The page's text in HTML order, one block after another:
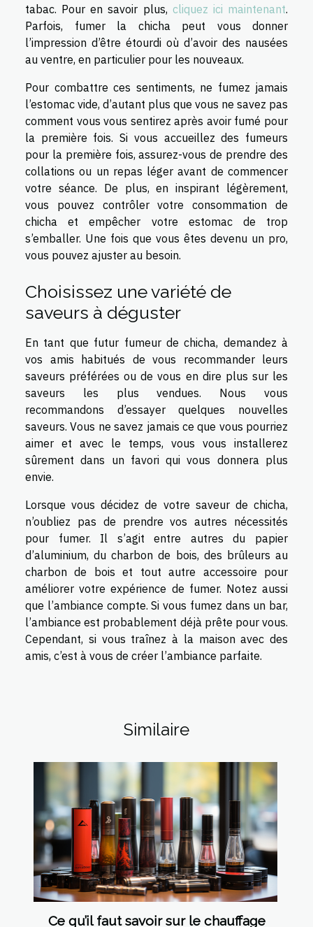
tabac. Pour en savoir plus, cliquez ici maintenant.
Parfois, fumer la chicha peut vous donner
l’impression d’être étourdi où d’avoir des nausées
au ventre, en particulier pour les nouveaux.
Pour combattre ces sentiments, ne fumez jamais
l’estomac vide, d’autant plus que vous ne savez pas
comment vous vous sentirez après avoir fumé pour
la première fois. Si vous accueillez des fumeurs
pour la première fois, assurez-vous de prendre des
collations ou un repas léger avant de commencer
votre séance. De plus, en inspirant légèrement,
vous pouvez contrôler votre consommation de
chicha et empêcher votre estomac de trop
s’emballer. Une fois que vous êtes devenu un pro,
vous pouvez ajuster au besoin.
Choisissez une variété de
saveurs à déguster
En tant que futur fumeur de chicha, demandez à
vos amis habitués de vous recommander leurs
saveurs préférées ou de vous en dire plus sur les
saveurs les plus vendues. Nous vous
recommandons d’essayer quelques nouvelles
saveurs. Vous ne savez jamais ce que vous pourriez
aimer et avec le temps, vous vous installerez
sûrement dans un favori qui vous donnera plus
envie.
Lorsque vous décidez de votre saveur de chicha,
n’oubliez pas de prendre vos autres nécessités
pour fumer. Il s’agit entre autres du papier
d’aluminium, du charbon de bois, des brûleurs au
charbon de bois et tout autre accessoire pour
améliorer votre expérience de fumer. Notez aussi
que l’ambiance compte. Si vous fumez dans un bar,
l’ambiance est probablement déjà prête pour vous.
Cependant, si vous traînez à la maison avec des
amis, c’est à vous de créer l’ambiance parfaite.
Similaire
Ce qu’il faut savoir sur le chauffage